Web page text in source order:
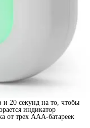
и 20 секунд на то, чтобы
индикатор
от трех ААА-батареек